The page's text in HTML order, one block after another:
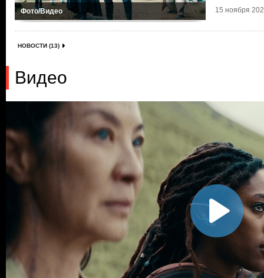
Фото/Видео 15 ноября
НОВОСТИ (13)
Видео